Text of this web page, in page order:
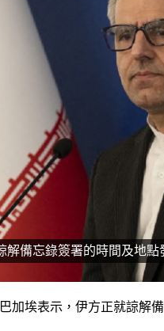
解備忘錄簽署的時間及地點
加埃表示，伊方正就諒解